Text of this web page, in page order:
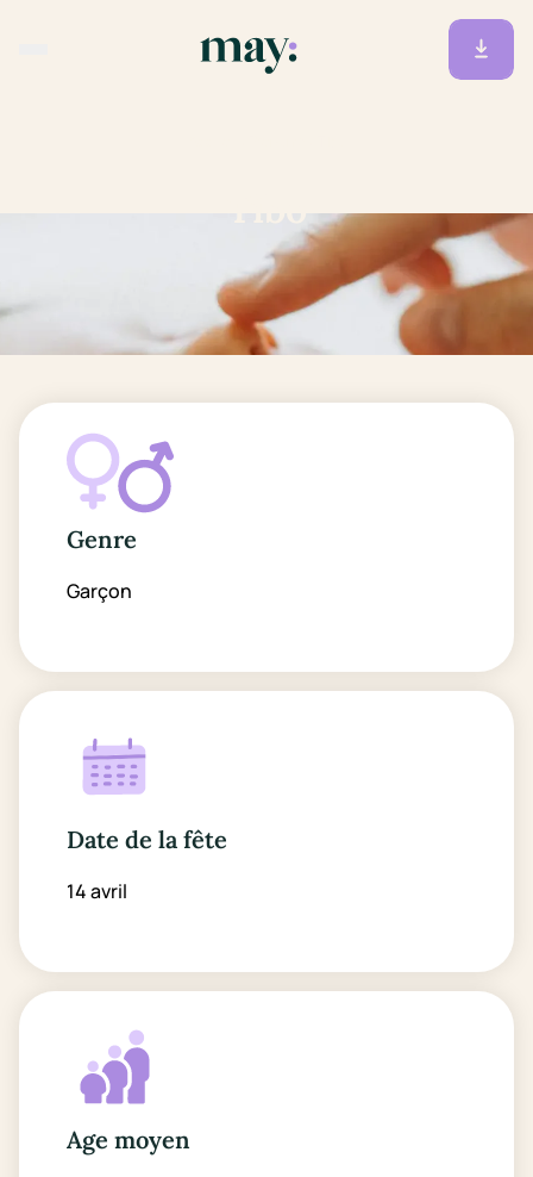
Genre
Garçon
Date de la fête
14 avril
Age moyen